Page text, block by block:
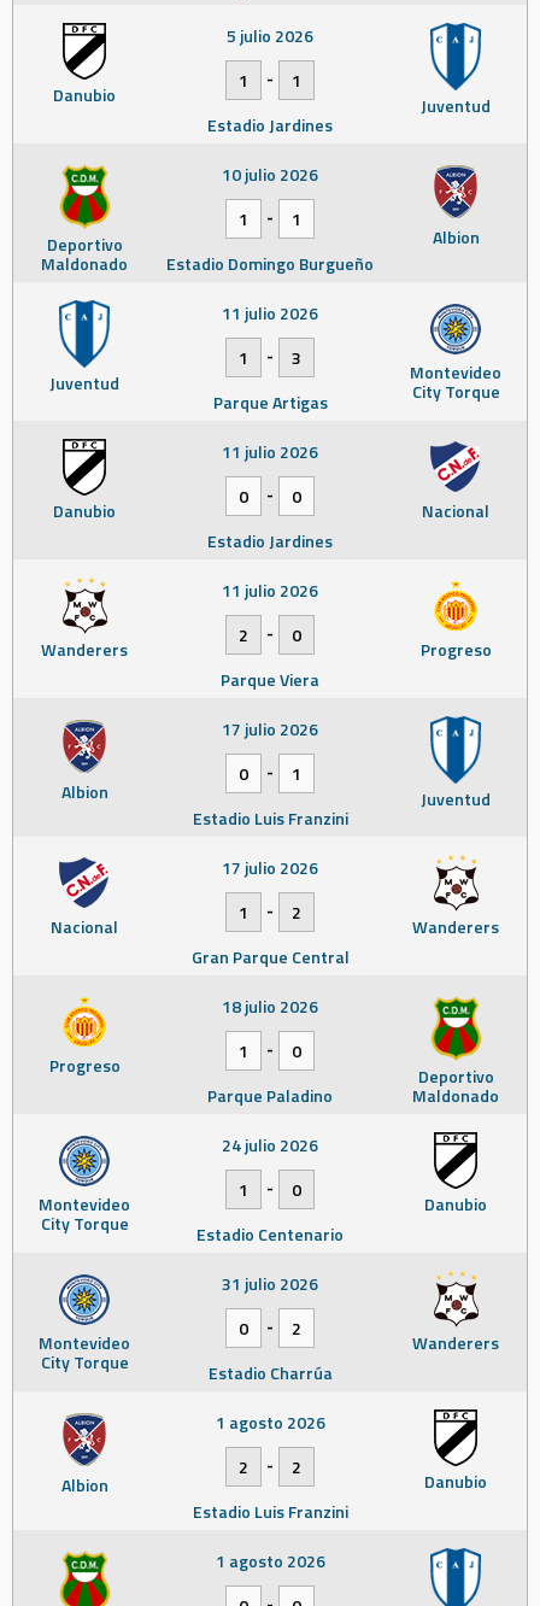
Danubio Juventud
5 julio 2026
1
-
1
Estadio Jardines
Deportivo
Maldonado
Albion
10 julio 2026
1
-
1
Estadio Domingo Burgueño
Juventud Montevideo
City Torque
11 julio 2026
1
-
3
Parque Artigas
Danubio Nacional
11 julio 2026
0
-
0
Estadio Jardines
Wanderers Progreso
11 julio 2026
2
-
0
Parque Viera
Albion Juventud
17 julio 2026
0
-
1
Estadio Luis Franzini
Nacional Wanderers
17 julio 2026
1
-
2
Gran Parque Central
Progreso Deportivo
Maldonado
18 julio 2026
1
-
0
Parque Paladino
Montevideo
City Torque
Danubio
24 julio 2026
1
-
0
Estadio Centenario
Montevideo
City Torque
Wanderers
31 julio 2026
0
-
2
Estadio Charrúa
Albion Danubio
1 agosto 2026
2
-
2
Estadio Luis Franzini
1 agosto 2026